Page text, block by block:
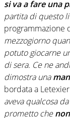
si va a fare una
partita di questo
programmazione
mezzogiorno
potuto giocarne
di sera. Ce ne
dimostra una
bordata a Letexier
aveva qualcosa
prometto che